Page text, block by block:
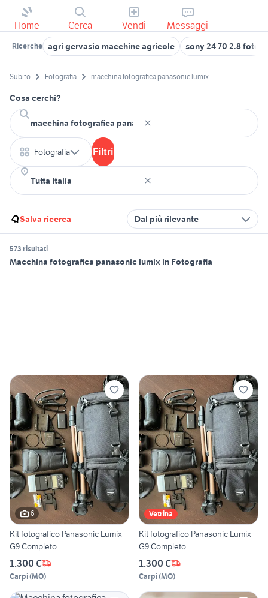
Home Cerca Vendi Messaggi
Ricerche agri gervasio macchine agricole sony 24 70 2.8
Subito Fotografia macchina fotografica panasonic lumix
Cosa cerchi?
Fotografia Filtri
Salva ricerca Dal più rilevante
573 risultati
Macchina fotografica panasonic lumix in Fotografia
6
Kit fotografico Panasonic Lumix
G9 Completo
1.300 €
Carpi(MO)
Vetrina
Kit fotografico Panasonic Lumix
G9 Completo
1.300 €
Carpi(MO)